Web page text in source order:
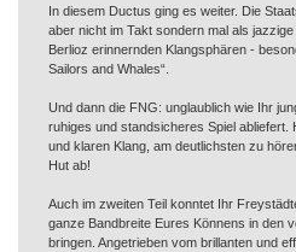
In diesem Ductus ging es weiter. Die
aber nicht im Takt sondern mal als
Berlioz erinnernden Klangsphären -
Sailors and Whales“.
Und dann die FNG: unglaublich wie Ihr
ruhiges und standsicheres Spiel abliefert.
und klaren Klang, am deutlichsten zu
Hut ab!
Auch im zweiten Teil konntet Ihr
ganze Bandbreite Eures Könnens in den
bringen. Angetrieben vom brillanten und